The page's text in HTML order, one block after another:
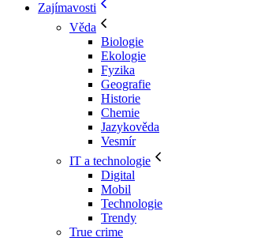
Zajímavosti
Věda
Biologie
Ekologie
Fyzika
Geografie
Historie
Chemie
Jazykověda
Vesmír
IT a technologie
Digital
Mobil
Technologie
Trendy
True crime